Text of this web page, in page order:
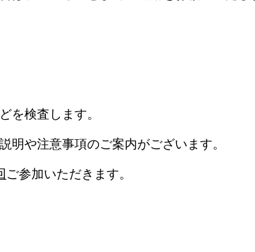
を検査します。
明や注意事項のご案内がございます。
ご参加いただきます。